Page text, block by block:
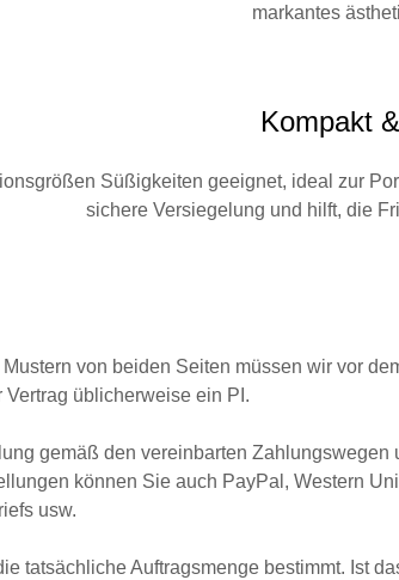
markantes
Kompakt
Süßigkeiten geeignet, ideal zur
sichere Versiegelung und hilft, die
von beiden Seiten müssen wir vor
üblicherweise ein PI.
gemäß den vereinbarten
können Sie auch PayPal, Western
usw.
tatsächliche Auftragsmenge bestimmt. Ist